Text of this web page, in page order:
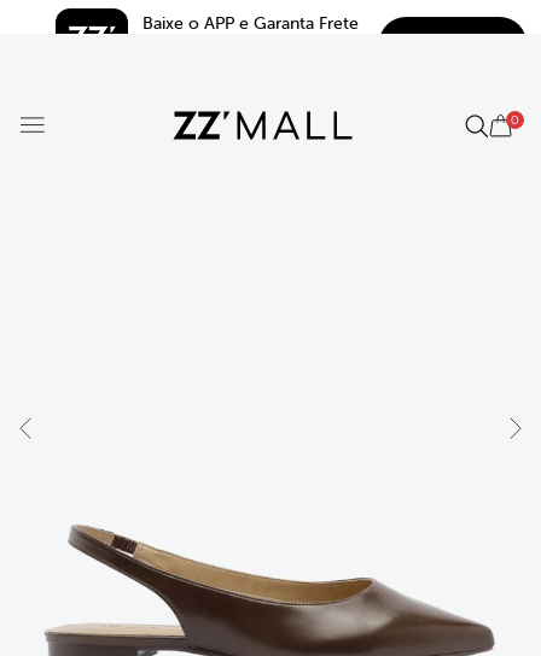
Baixe o APP e Garanta Frete
0